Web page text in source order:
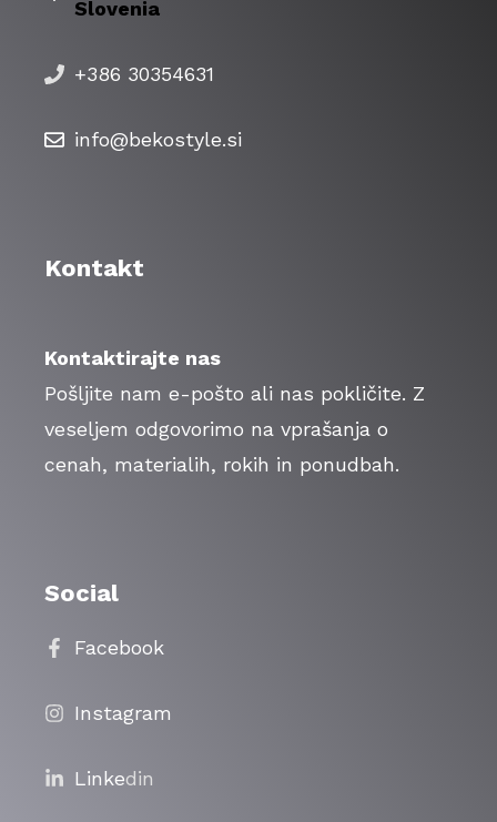
Slovenia
+386 30354631
info@bekostyle.si
Kontakt
Kontaktirajte nas
Pošljite nam e-pošto ali nas pokličite. Z
veseljem odgovorimo na vprašanja o
cenah, materialih, rokih in ponudbah.
Social
Facebook
Instagram
Linkedin